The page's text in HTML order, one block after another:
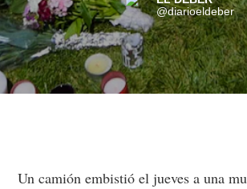
@diarioeldeber
Un camión embistió el jueves a una